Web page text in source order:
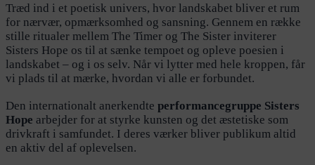
Træd ind i et poetisk univers, hvor landskabet bliver et rum
for nærvær, opmærksomhed og sansning. Gennem en række
stille ritualer mellem The Timer og The Sister inviterer
Sisters Hope os til at sænke tempoet og opleve poesien i
landskabet – og i os selv. Når vi lytter med hele kroppen, får
vi plads til at mærke, hvordan vi alle er forbundet.
Den internationalt anerkendte performancegruppe Sisters
Hope arbejder for at styrke kunsten og det æstetiske som
drivkraft i samfundet. I deres værker bliver publikum altid
en aktiv del af oplevelsen.